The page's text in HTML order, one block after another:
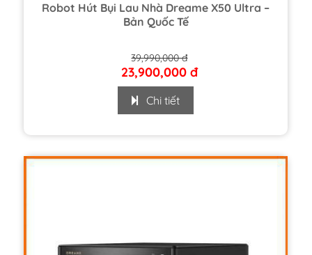
Robot Hút Bụi Lau Nhà Dreame X50 Ultra –
Bản Quốc Tế
39,990,000 đ
23,900,000 đ
Chi tiết